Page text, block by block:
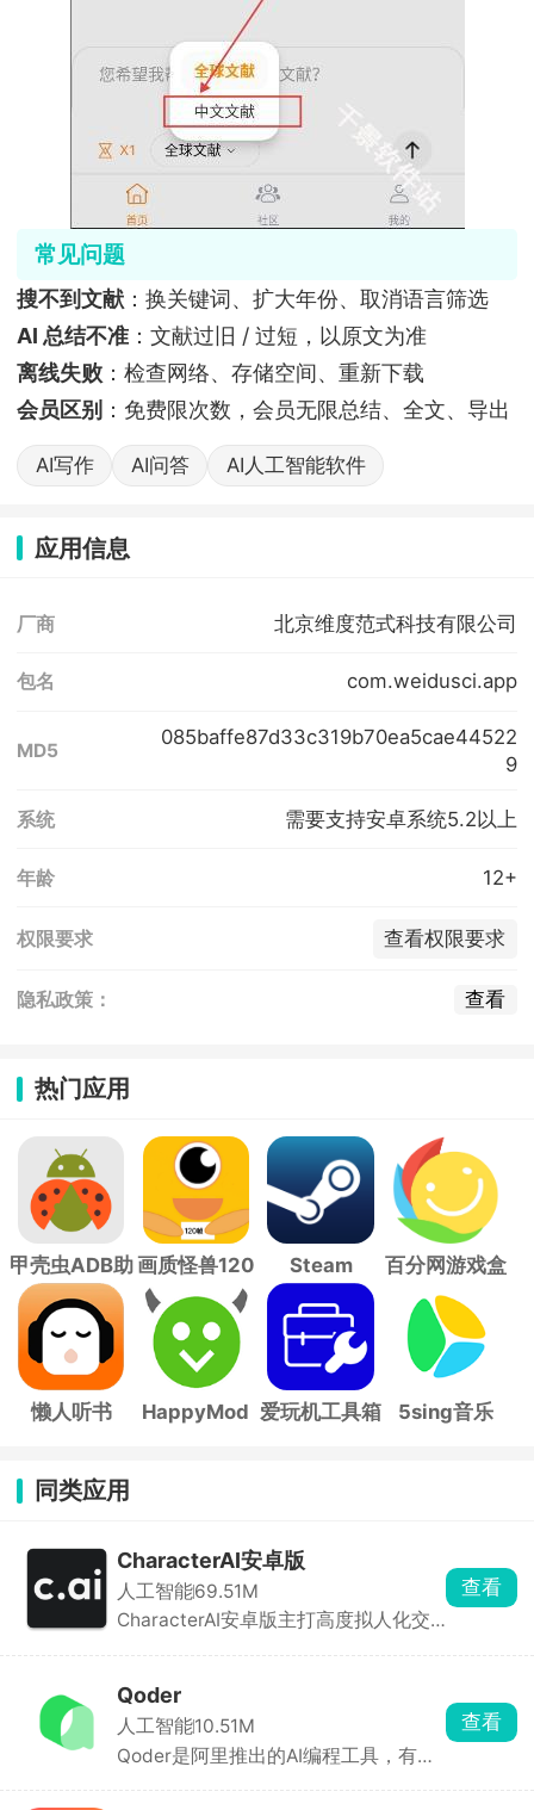
常见问题
搜不到文献 ：换关键词、扩大年份、取消语言筛选
AI 总结不准 ：文献过旧 / 过短，以原文为准
离线失败 ：检查网络、存储空间、重新下载
会员区别 ：免费限次数，会员无限总结、全文、导出
AI写作 AI问答 AI人工智能软件
应用信息
厂商 北京维度范式科技有限公司
包名 com.weidusci.app
MD5
085baffe87d33c319b70ea5cae44522
9
系统 需要支持安卓系统5.2以上
年龄 12+
权限要求 查看权限要求
隐私政策： 查看
热门应用
甲壳虫ADB助
手
画质怪兽120
帧
Steam
百分网游戏盒
子
懒人听书 HappyMod 爱玩机工具箱 5sing音乐
同类应用
CharacterAI安卓版
人工智能69.51M
CharacterAI安卓版主打高度拟人化交
实时对话，它们能听懂你的语音、记住
你的喜好，聊起来像老朋友一样自然。
平台也支持用户自定义角色，打造你的
专属智能体。
查看
Qoder
人工智能10.51M
Qoder是阿里推出的AI编程工具，有电
查看